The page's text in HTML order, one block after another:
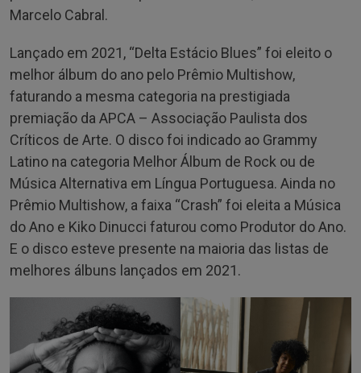
Marcelo Cabral.
Lançado em 2021, “Delta Estácio Blues” foi eleito o
melhor álbum do ano pelo Prêmio Multishow,
faturando a mesma categoria na prestigiada
premiação da APCA – Associação Paulista dos
Críticos de Arte. O disco foi indicado ao Grammy
Latino na categoria Melhor Álbum de Rock ou de
Música Alternativa em Língua Portuguesa. Ainda no
Prêmio Multishow, a faixa “Crash” foi eleita a Música
do Ano e Kiko Dinucci faturou como Produtor do Ano.
E o disco esteve presente na maioria das listas de
melhores álbuns lançados em 2021.